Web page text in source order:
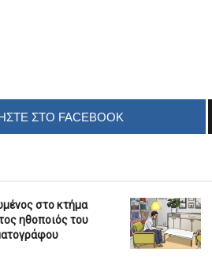
ΣΤΟ FACEBOOK
στο κτήμα
ηθοποιός του